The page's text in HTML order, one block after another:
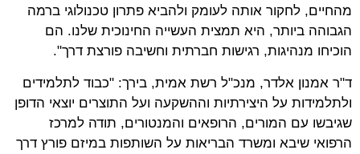
מהחיים, לחקור אותה לעומק ולהביא פתרון טכנולוגי ברמה
הגבוהה ביותר, היא תמצית העשייה החינוכית שלנו. הם
הוכיחו מנהיגות, רגישות חברתית וחשיבה פורצת דרך".
ד"ר אמנון אלדר, מנכ"ל רשת אמית, בירך: "כבוד לתלמידים
ולתלמידות על היצירתיות וההשקעה ועל התוצרים יוצאי הדופן
שגיבשו עם המורים, הרופאים והמנטורים, תודה למרכז
הרפואי שיבא ומשרד הבריאות על השותפות במיזם פורץ דרך